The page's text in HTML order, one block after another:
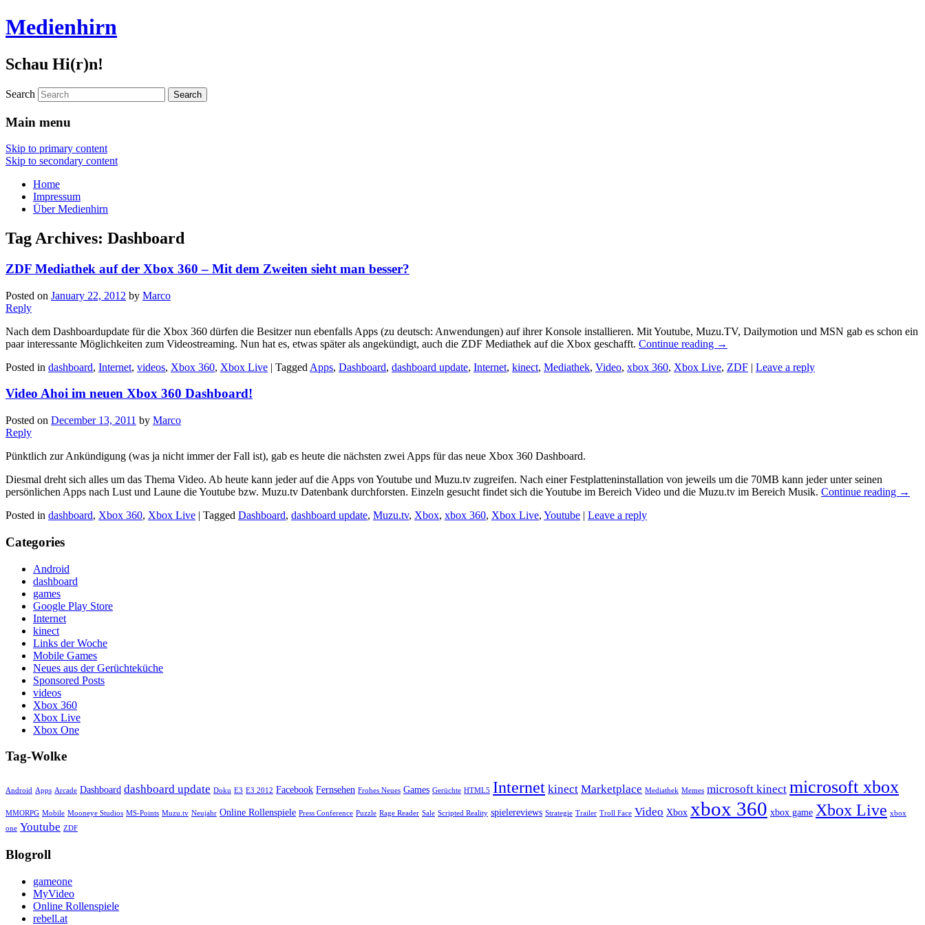
Medienhirn
Schau Hi(r)n!
Search
Main menu
Skip to primary content
Skip to secondary content
Home
Impressum
Über Medienhirn
Tag Archives: Dashboard
ZDF Mediathek auf der Xbox 360 – Mit dem Zweiten sieht man besser?
Posted on January 22, 2012 by Marco
Reply
Nach dem Dashboardupdate für die Xbox 360 dürfen die Besitzer nun ebenfalls Apps (zu deutsch: Anwendungen) auf ihrer Konsole installieren. Mit Youtube, Muzu.TV, Dailymotion und MSN gab es schon ein
paar interessante Möglichkeiten zum Videostreaming. Nun hat es, etwas später als angekündigt, auch die ZDF Mediathek auf die Xbox geschafft. Continue reading →
Posted in dashboard, Internet, videos, Xbox 360, Xbox Live | Tagged Apps, Dashboard, dashboard update, Internet, kinect, Mediathek, Video, xbox 360, Xbox Live, ZDF | Leave a reply
Video Ahoi im neuen Xbox 360 Dashboard!
Posted on December 13, 2011 by Marco
Reply
Pünktlich zur Ankündigung (was ja nicht immer der Fall ist), gab es heute die nächsten zwei Apps für das neue Xbox 360 Dashboard.
Diesmal dreht sich alles um das Thema Video. Ab heute kann jeder auf die Apps von Youtube und Muzu.tv zugreifen. Nach einer Festplatteninstallation von jeweils um die 70MB kann jeder unter seinen
persönlichen Apps nach Lust und Laune die Youtube bzw. Muzu.tv Datenbank durchforsten. Einzeln gesucht findet sich die Youtube im Bereich Video und die Muzu.tv im Bereich Musik. Continue reading →
Posted in dashboard, Xbox 360, Xbox Live | Tagged Dashboard, dashboard update, Muzu.tv, Xbox, xbox 360, Xbox Live, Youtube | Leave a reply
Categories
Android
dashboard
games
Google Play Store
Internet
kinect
Links der Woche
Mobile Games
Neues aus der Gerüchteküche
Sponsored Posts
videos
Xbox 360
Xbox Live
Xbox One
Tag-Wolke
Android Apps Arcade Dashboard dashboard update Doku E3 E3 2012 Facebook Fernsehen Frohes Neues Games Gerüchte HTML5 Internet kinect Marketplace Mediathek Memes microsoft kinect microsoft xbox
MMORPG Mobile Mooneye Studios MS-Points Muzu.tv Neujahr Online Rollenspiele Press Conference Puzzle Rage Reader Sale Scripted Reality spielereviews Strategie Trailer Troll Face Video Xbox xbox 360 xbox game Xbox Live xbox
one Youtube ZDF
Blogroll
gameone
MyVideo
Online Rollenspiele
rebell.at